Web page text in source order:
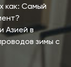
как: Самый
Азией в
зимы с